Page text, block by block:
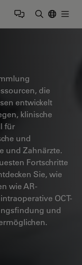
die
entwickelt
klinische
für
und
und Zahnärzte.
Fortschritte
Sie, wie
wie AR-
OCT-
und